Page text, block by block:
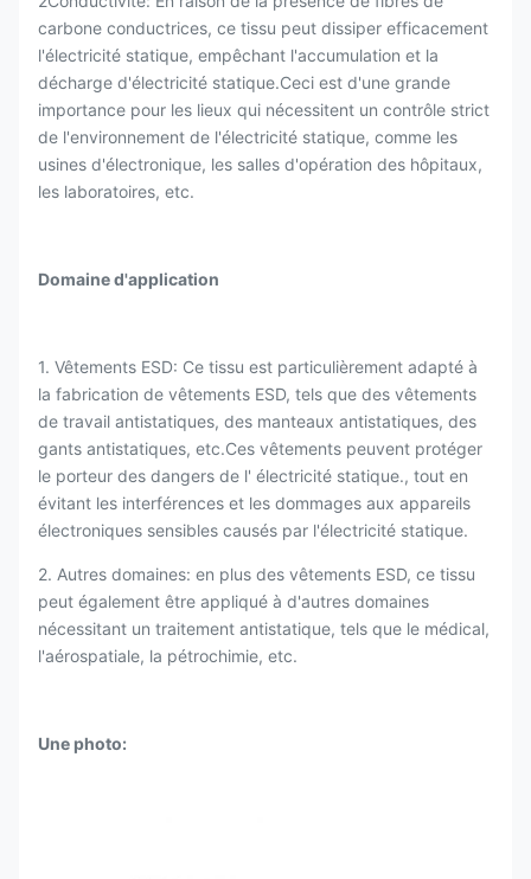
carbone conductrices, ce tissu peut dissiper efficacement
l'électricité statique, empêchant l'accumulation et la
décharge d'électricité statique.Ceci est d'une grande
importance pour les lieux qui nécessitent un contrôle strict
de l'environnement de l'électricité statique, comme les
usines d'électronique, les salles d'opération des hôpitaux,
les laboratoires, etc.
Domaine d'application
1. Vêtements ESD: Ce tissu est particulièrement adapté à
la fabrication de vêtements ESD, tels que des vêtements
de travail antistatiques, des manteaux antistatiques, des
gants antistatiques, etc.Ces vêtements peuvent protéger
le porteur des dangers de l' électricité statique., tout en
évitant les interférences et les dommages aux appareils
électroniques sensibles causés par l'électricité statique.
2. Autres domaines: en plus des vêtements ESD, ce tissu
peut également être appliqué à d'autres domaines
nécessitant un traitement antistatique, tels que le médical,
l'aérospatiale, la pétrochimie, etc.
Une photo: